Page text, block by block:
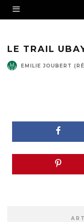
LE TRAIL
EMILIE JOUBERT